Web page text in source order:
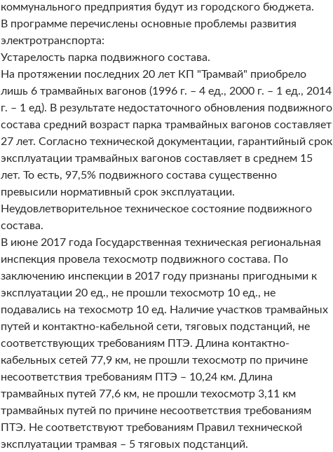
коммунального предприятия будут из городского бюджета.
В программе перечислены основные проблемы развития
электротранспорта:
Устарелость парка подвижного состава.
На протяжении последних 20 лет КП "Трамвай" приобрело
лишь 6 трамвайных вагонов (1996 г. – 4 ед., 2000 г. – 1 ед., 2014
г. – 1 ед). В результате недостаточного обновления подвижного
состава средний возраст парка трамвайных вагонов составляет
27 лет. Согласно технической документации, гарантийный срок
эксплуатации трамвайных вагонов составляет в среднем 15
лет. То есть, 97,5% подвижного состава существенно
превысили нормативный срок эксплуатации.
Неудовлетворительное техническое состояние подвижного
состава.
В июне 2017 года Государственная техническая региональная
инспекция провела техосмотр подвижного состава. По
заключению инспекции в 2017 году признаны пригодными к
эксплуатации 20 ед., не прошли техосмотр 10 ед., не
подавались на техосмотр 10 ед. Наличие участков трамвайных
путей и контактно-кабельной сети, тяговых подстанций, не
соответствующих требованиям ПТЭ. Длина контактно-
кабельных сетей 77,9 км, не прошли техосмотр по причине
несоответствия требованиям ПТЭ – 10,24 км. Длина
трамвайных путей 77,6 км, не прошли техосмотр 3,11 км
трамвайных путей по причине несоответствия требованиям
ПТЭ. Не соответствуют требованиям Правил технической
эксплуатации трамвая – 5 тяговых подстанций.